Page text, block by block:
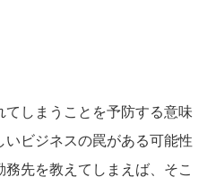
しまうことを予防する意味
いビジネスの罠がある可能性
先を教えてしまえば、そこ